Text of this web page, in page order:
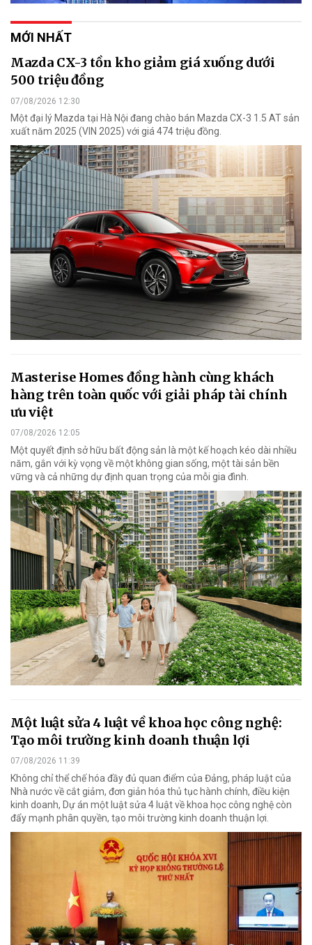
MỚI NHẤT
Mazda CX-3 tồn kho giảm giá xuống dưới
500 triệu đồng
07/08/2026 12:30
Một đại lý Mazda tại Hà Nội đang chào bán Mazda CX-3 1.5 AT sản
xuất năm 2025 (VIN 2025) với giá 474 triệu đồng.
Masterise Homes đồng hành cùng khách
hàng trên toàn quốc với giải pháp tài chính
ưu việt
07/08/2026 12:05
Một quyết định sở hữu bất động sản là một kế hoạch kéo dài nhiều
năm, gắn với kỳ vọng về một không gian sống, một tài sản bền
vững và cả những dự định quan trọng của mỗi gia đình.
Một luật sửa 4 luật về khoa học công nghệ:
Tạo môi trường kinh doanh thuận lợi
07/08/2026 11:39
Không chỉ thể chế hóa đầy đủ quan điểm của Đảng, pháp luật của
Nhà nước về cắt giảm, đơn giản hóa thủ tục hành chính, điều kiện
kinh doanh, Dự án một luật sửa 4 luật về khoa học công nghệ còn
đẩy mạnh phân quyền, tạo môi trường kinh doanh thuận lợi.